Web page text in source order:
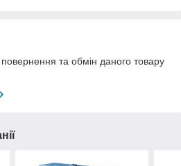
та обмін даного товару